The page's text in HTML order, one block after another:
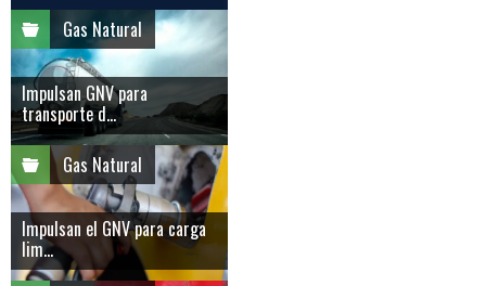
Gas Natural
Impulsan GNV para
transporte d...
Gas Natural
Impulsan el GNV para carga
lim...